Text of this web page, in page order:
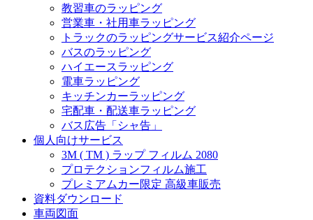
教習車のラッピング
営業車・社用車ラッピング
トラックのラッピングサービス紹介ページ
バスのラッピング
ハイエースラッピング
電車ラッピング
キッチンカーラッピング
宅配車・配送車ラッピング
バス広告「シャ告」
個人向けサービス
3M ( TM ) ラップ フィルム 2080
プロテクションフィルム施工
プレミアムカー限定 高級車販売
資料ダウンロード
車両図面